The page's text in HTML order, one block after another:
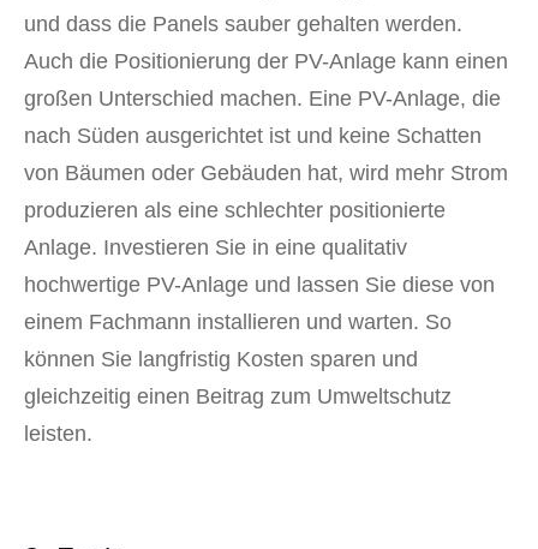
und dass die Panels sauber gehalten werden.
Auch die Positionierung der PV-Anlage kann einen
großen Unterschied machen. Eine PV-Anlage, die
nach Süden ausgerichtet ist und keine Schatten
von Bäumen oder Gebäuden hat, wird mehr Strom
produzieren als eine schlechter positionierte
Anlage. Investieren Sie in eine qualitativ
hochwertige PV-Anlage und lassen Sie diese von
einem Fachmann installieren und warten. So
können Sie langfristig Kosten sparen und
gleichzeitig einen Beitrag zum Umweltschutz
leisten.